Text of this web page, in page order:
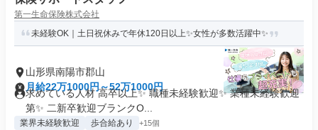
第一生命保険株式会社
未経験OK｜土日祝休みで年休120日以上✨女性が多数活躍中✨
山形県南陽市郡山
月給22万1000円～52万1000円
求めている人材 高卒以上✨ 職種未経験歓迎✨ 業種未経験歓迎
第✨ 二新卒歓迎ブランクO...
業界未経験歓迎 歩合給あり +15個